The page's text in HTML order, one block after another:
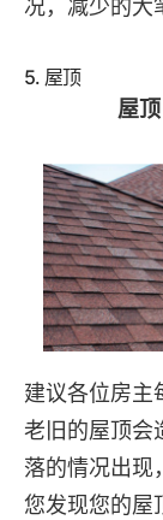
5. 屋顶
屋顶
建议各位房主
老旧的屋顶会
落的情况出现
您发现您的屋